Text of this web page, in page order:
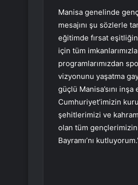
Manisa genelinde
mesajını şu sözlerle
eğitimde fırsat
için tüm
programlarımızdan
vizyonunu yaşatma
güçlü Manisa’sını
Cumhuriyet’imizin
şehitlerimizi ve
olan tüm gençlerimizin
Bayramı’nı